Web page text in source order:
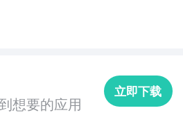
想要的应用
立即下载